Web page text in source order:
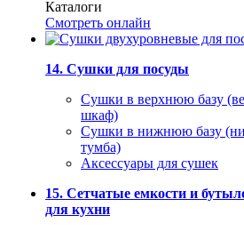
Каталоги
Смотреть онлайн
14. Сушки для посуды
Сушки в верхнюю базу
шкаф)
Сушки в нижнюю базу
тумба)
Аксессуары для сушек
15. Сетчатые емкости и
для кухни